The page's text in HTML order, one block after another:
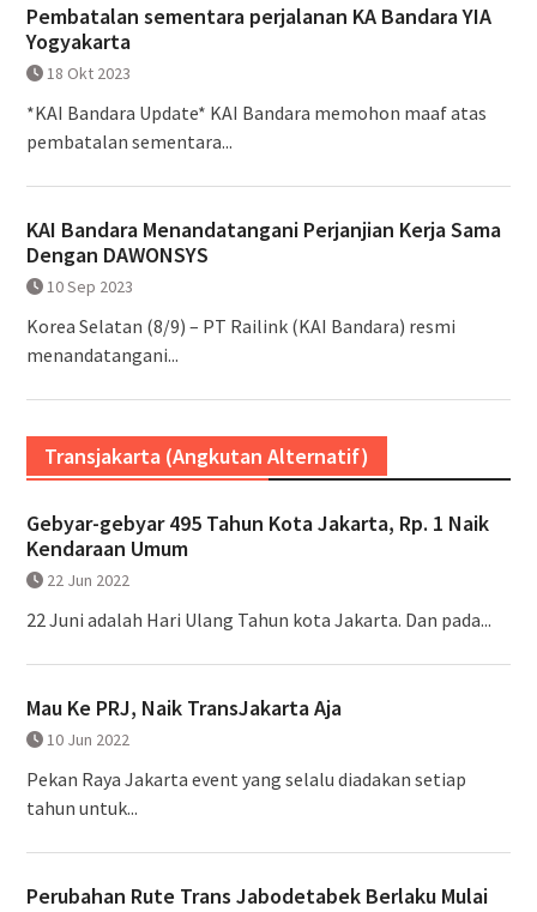
Pembatalan sementara perjalanan KA Bandara YIA
Yogyakarta
18 Okt 2023
*KAI Bandara Update* KAI Bandara memohon maaf atas
pembatalan sementara...
KAI Bandara Menandatangani Perjanjian Kerja Sama
Dengan DAWONSYS
10 Sep 2023
Korea Selatan (8/9) – PT Railink (KAI Bandara) resmi
menandatangani...
Transjakarta (Angkutan Alternatif)
Gebyar-gebyar 495 Tahun Kota Jakarta, Rp. 1 Naik
Kendaraan Umum
22 Jun 2022
22 Juni adalah Hari Ulang Tahun kota Jakarta. Dan pada...
Mau Ke PRJ, Naik TransJakarta Aja
10 Jun 2022
Pekan Raya Jakarta event yang selalu diadakan setiap
tahun untuk...
Perubahan Rute Trans Jabodetabek Berlaku Mulai